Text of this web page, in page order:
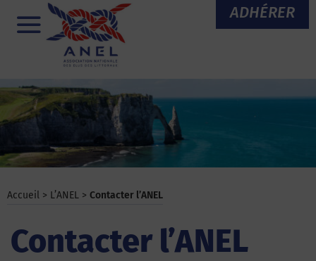
ADHÉRER
Menu
Accueil > L’ANEL > Contacter l’ANEL
Contacter l’ANEL